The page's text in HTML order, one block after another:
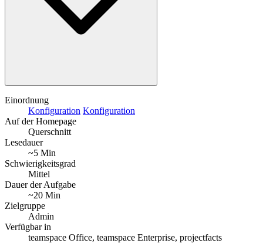
Einordnung
Konfiguration Konfiguration
Auf der Homepage
Querschnitt
Lesedauer
~5 Min
Schwierigkeitsgrad
Mittel
Dauer der Aufgabe
~20 Min
Zielgruppe
Admin
Verfügbar in
teamspace Office, teamspace Enterprise, projectfacts